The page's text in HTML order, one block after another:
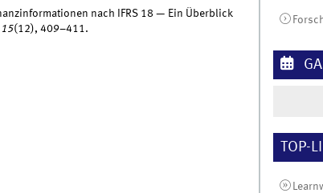
nach IFRS 18 — Ein Überblick
15(12), 409–411.
TOP-